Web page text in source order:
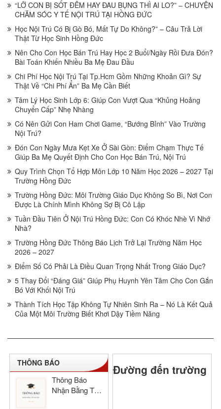
“LỠ CON BỊ SỐT ĐÊM HAY ĐAU BỤNG THÌ AI LO?” – CHUYỆN
CHĂM SÓC Y TẾ NỘI TRÚ TẠI HỒNG ĐỨC
Học Nội Trú Có Bị Gò Bó, Mất Tự Do Không?” – Câu Trả Lời
Thật Từ Học Sinh Hồng Đức
Nên Cho Con Học Bán Trú Hay Học 2 Buổi/Ngày Rồi Đưa Đón?
Bài Toán Khiến Nhiều Ba Mẹ Đau Đầu
Chi Phí Học Nội Trú Tại Tp.Hcm Gồm Những Khoản Gì? Sự
Thật Về “Chi Phí Ẩn” Ba Mẹ Cần Biết
Tâm Lý Học Sinh Lớp 6: Giúp Con Vượt Qua “Khủng Hoảng
Chuyển Cấp” Nhẹ Nhàng
Có Nên Gửi Con Ham Chơi Game, “Bướng Bỉnh” Vào Trường
Nội Trú?
Đón Con Ngày Mưa Kẹt Xe Ở Sài Gòn: Điểm Chạm Thực Tế
Giúp Ba Mẹ Quyết Định Cho Con Học Bán Trú, Nội Trú
Quy Trình Chọn Tổ Hợp Môn Lớp 10 Năm Học 2026 – 2027 Tại
Trường Hồng Đức
Trường Hồng Đức: Môi Trường Giáo Dục Không So Bì, Nơi Con
Được Là Chính Mình Không Sợ Bị Cô Lập
Tuần Đầu Tiên Ở Nội Trú Hồng Đức: Con Có Khóc Nhè Vì Nhớ
Nhà?
Trường Hồng Đức Thông Báo Lịch Trở Lại Trường Năm Học
2026 – 2027
Điểm Số Có Phải Là Điều Quan Trọng Nhất Trong Giáo Dục?
5 Thay Đổi “Đáng Giá” Giúp Phụ Huynh Yên Tâm Cho Con Gắn
Bó Với Khối Nội Trú
Thành Tích Học Tập Không Tự Nhiên Sinh Ra – Nó Là Kết Quả
Của Một Môi Trường Biết Khơi Dậy Tiềm Năng
THÔNG BÁO
Thông Báo
Nhận Bằng Tốt
Đường đến trường